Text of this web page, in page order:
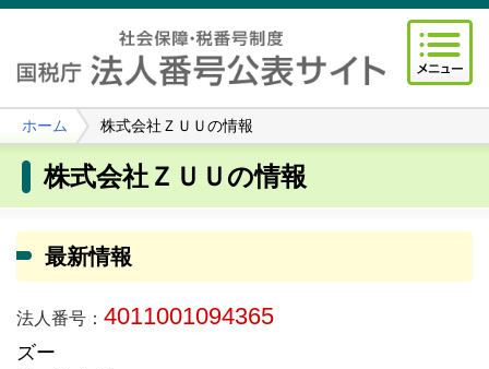
ホーム 株式会社ＺＵＵの情報
株式会社ＺＵＵの情報
最新情報
法人番号： 4011001094365
ズー